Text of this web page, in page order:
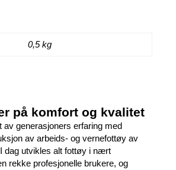
0,5 kg
på komfort og kvalitet
av generasjoners erfaring med
av arbeids- og vernefottøy av
dag utvikles alt fottøy i nært
rekke profesjonelle brukere, og